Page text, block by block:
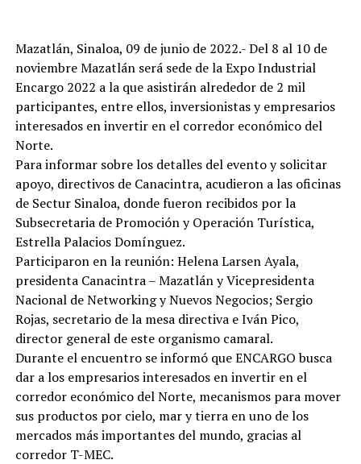
Mazatlán, Sinaloa, 09 de junio de 2022.- Del 8 al 10 de
noviembre Mazatlán será sede de la Expo Industrial
Encargo 2022 a la que asistirán alrededor de 2 mil
participantes, entre ellos, inversionistas y empresarios
interesados en invertir en el corredor económico del
Norte.
Para informar sobre los detalles del evento y solicitar
apoyo, directivos de Canacintra, acudieron a las oficinas
de Sectur Sinaloa, donde fueron recibidos por la
Subsecretaria de Promoción y Operación Turística,
Estrella Palacios Domínguez.
Participaron en la reunión: Helena Larsen Ayala,
presidenta Canacintra – Mazatlán y Vicepresidenta
Nacional de Networking y Nuevos Negocios; Sergio
Rojas, secretario de la mesa directiva e Iván Pico,
director general de este organismo camaral.
Durante el encuentro se informó que ENCARGO busca
dar a los empresarios interesados en invertir en el
corredor económico del Norte, mecanismos para mover
sus productos por cielo, mar y tierra en uno de los
mercados más importantes del mundo, gracias al
corredor T-MEC.